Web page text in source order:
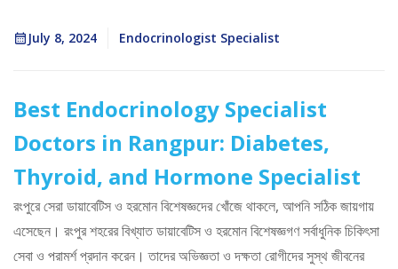
July 8, 2024 Endocrinologist Specialist
Best Endocrinology Specialist
Doctors in Rangpur: Diabetes,
Thyroid, and Hormone Specialist
রংপুরে সেরা ডায়াবেটিস ও হরমোন বিশেষজ্ঞদের খোঁজে থাকলে, আপনি সঠিক জায়গায়
এসেছেন। রংপুর শহরের বিখ্যাত ডায়াবেটিস ও হরমোন বিশেষজ্ঞগণ সর্বাধুনিক চিকিৎসা
সেবা ও পরামর্শ প্রদান করেন। তাদের অভিজ্ঞতা ও দক্ষতা রোগীদের সুস্থ জীবনের